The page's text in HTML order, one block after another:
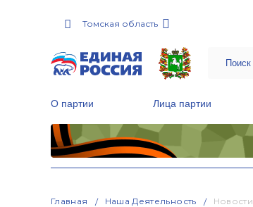
Томская область
О партии Лица партии
Главная Наша Деятельность Новости